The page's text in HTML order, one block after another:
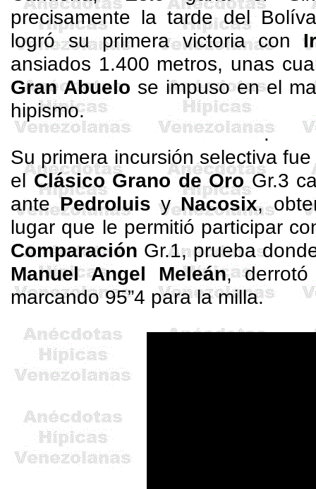
precisamente la tarde del
logró su primera victoria con
ansiados 1.400 metros, unas
Gran Abuelo se impuso en el
hipismo.
.
Su primera incursión selectiva
elClásico Grano de OroGr.3
antePedroluis yNacosix,
lugar que le permitió participar
Comparación Gr.1, prueba
ManuelAngel Meleán,
marcando95”4 para la milla.